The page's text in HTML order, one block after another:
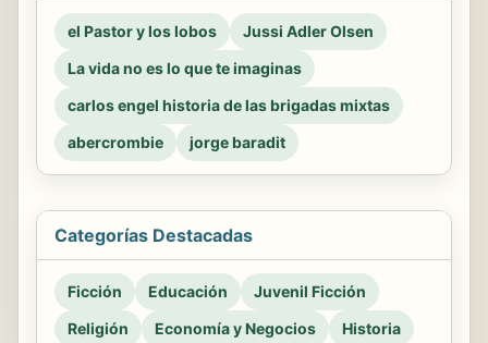
el Pastor y los lobos
Jussi Adler Olsen
La vida no es lo que te imaginas
carlos engel historia de las brigadas mixtas
abercrombie
jorge baradit
Categorías Destacadas
Ficción Educación
Juvenil Ficción
Religión
Economía y Negocios Historia